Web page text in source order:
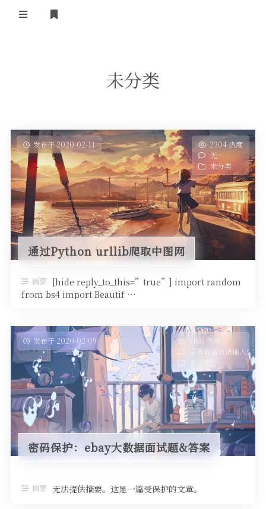
未分类
发布于 2020-02-11
2304 热度
无~
未分类
通过Python urllib爬取中图网
摘要
[hide reply_to_this=”true”] import random
from bs4 import Beautif …
发布于 2020-02-09
1180 热度
要查看留言请输入您的
密码保护：ebay大数据面试题&答案
摘要 无法提供摘要。这是一篇受保护的文章。